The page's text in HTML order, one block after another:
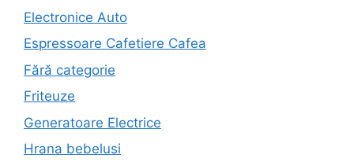
Electronice Auto
Espressoare Cafetiere Cafea
Fără categorie
Friteuze
Generatoare Electrice
Hrana bebelusi